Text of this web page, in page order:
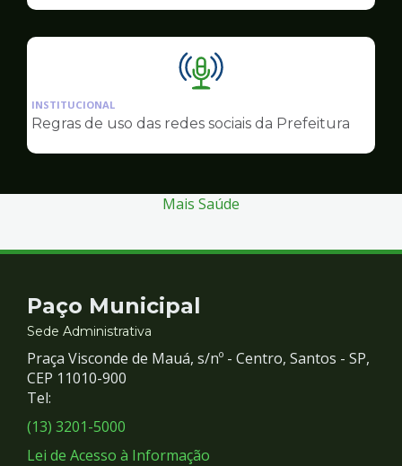
Comunicação
Ilustração
pagina
Comunicação
INSTITUCIONAL
Regras de uso das redes sociais da Prefeitura
Mais Saúde
Contato
e
Redes
Sociais
Paço Municipal
Sede Administrativa
Praça Visconde de Mauá, s/nº - Centro, Santos - SP,
CEP 11010-900
Tel:
(13) 3201-5000
Lei de Acesso à Informação